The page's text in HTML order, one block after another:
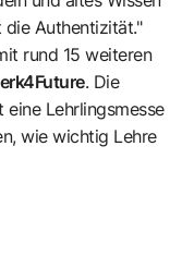
die Authentizität."
rund 15 weiteren
. Die
Lehrlingsmesse
wie wichtig Lehre